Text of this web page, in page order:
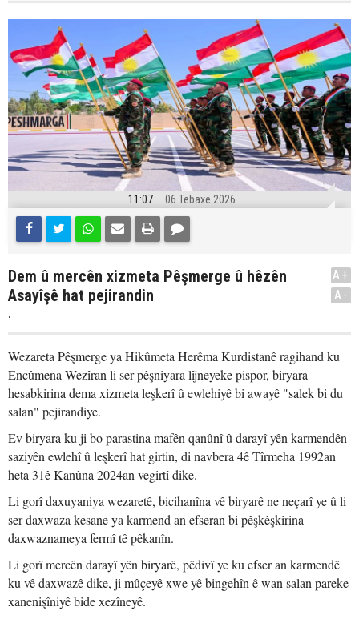
11:07 06 Tebaxe 2026
Dem û mercên xizmeta Pêşmerge û hêzên
Asayîşê hat pejirandin
.
A+
A-
Wezareta Pêşmerge ya Hikûmeta Herêma Kurdistanê ragihand ku
Encûmena Wezîran li ser pêşniyara lîjneyeke pispor, biryara
hesabkirina dema xizmeta leşkerî û ewlehiyê bi awayê "salek bi du
salan" pejirandiye.
Ev biryara ku ji bo parastina mafên qanûnî û darayî yên karmendên
saziyên ewlehî û leşkerî hat girtin, di navbera 4ê Tîrmeha 1992an
heta 31ê Kanûna 2024an vegirtî dike.
Li gorî daxuyaniya wezaretê, bicihanîna vê biryarê ne neçarî ye û li
ser daxwaza kesane ya karmend an efseran bi pêşkêşkirina
daxwaznameya fermî tê pêkanîn.
Li gorî mercên darayî yên biryarê, pêdivî ye ku efser an karmendê
ku vê daxwazê dike, ji mûçeyê xwe yê bingehîn ê wan salan pareke
xanenişîniyê bide xezîneyê.